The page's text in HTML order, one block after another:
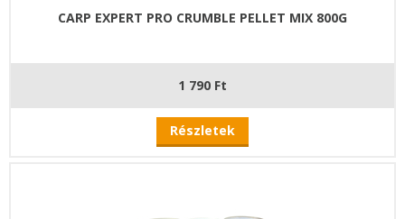
CARP EXPERT PRO CRUMBLE PELLET MIX 800G
1 790 Ft
Részletek